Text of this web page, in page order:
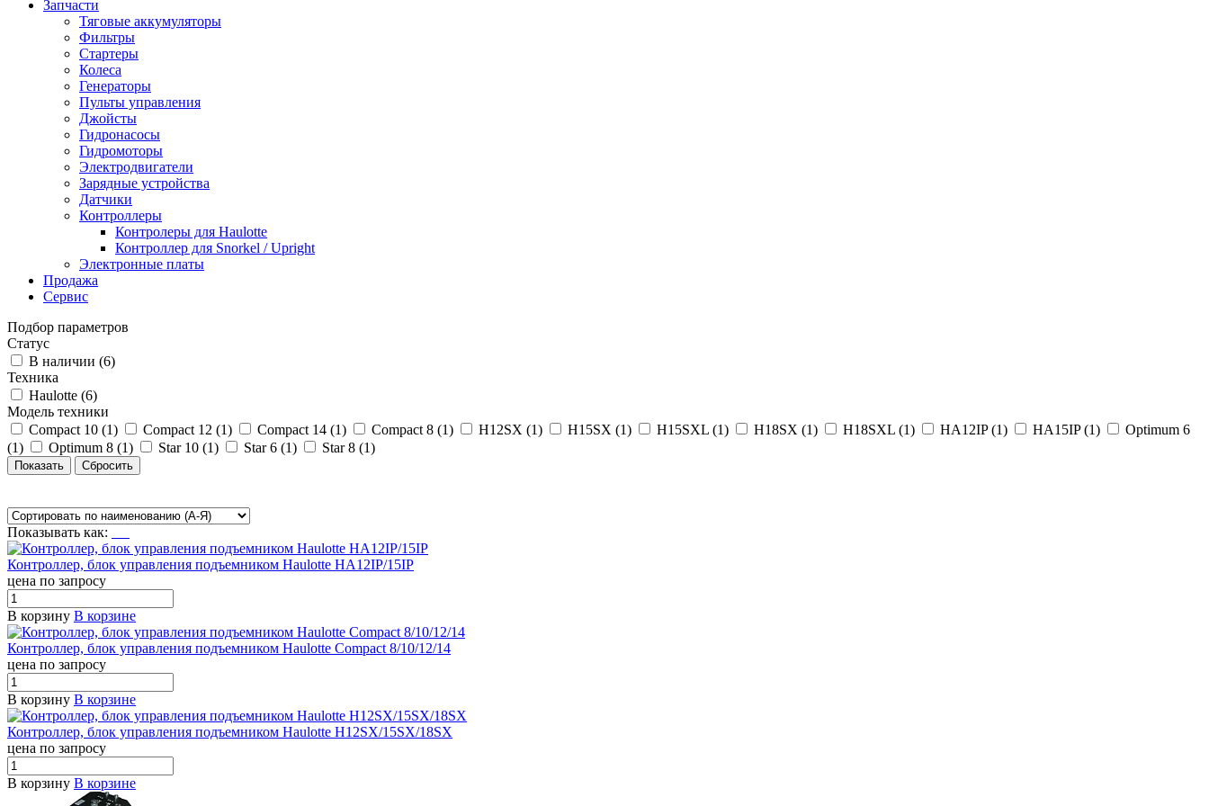
Запчасти
Тяговые аккумуляторы
Фильтры
Стартеры
Колеса
Генераторы
Пульты управления
Джойсты
Гидронасосы
Гидромоторы
Электродвигатели
Зарядные устройства
Датчики
Контроллеры
Контролеры для Haulotte
Контроллер для Snorkel / Upright
Электронные платы
Продажа
Сервис
Подбор параметров
Статус
В наличии (6)
Техника
Haulotte (6)
Модель техники
Compact 10 (1) Compact 12 (1) Compact 14 (1) Compact 8 (1) H12SX (1) H15SX (1) H15SXL (1) H18SX (1) H18SXL (1) HA12IP (1) HA15IP (1)
Optimum 6
(1) Optimum 8 (1) Star 10 (1) Star 6 (1) Star 8 (1)
Показывать как:
Контроллер, блок управления подъемником Haulotte HA12IP/15IP
цена по запросу
В корзину В корзине
Контроллер, блок управления подъемником Haulotte Compact 8/10/12/14
цена по запросу
В корзину В корзине
Контроллер, блок управления подъемником Haulotte H12SX/15SX/18SX
цена по запросу
В корзину В корзине